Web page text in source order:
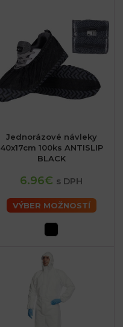
Jednorázové návleky
40x17cm 100ks ANTISLIP
BLACK
6.96€ s DPH
VÝBER MOŽNOSTÍ